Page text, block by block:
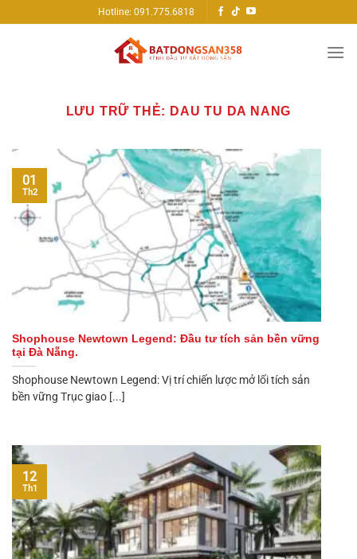
qua
Hotline: 091.775.6818
LƯU TRỮ THẺ: DAU TU DA NANG
Shophouse Newtown Legend: Đầu tư tích sản bền vững
tại Đà Nẵng.
Shophouse Newtown Legend: Vị trí chiến lược mở lối tích sản
bền vững Trục giao [...]
01
Th2
12
Th1